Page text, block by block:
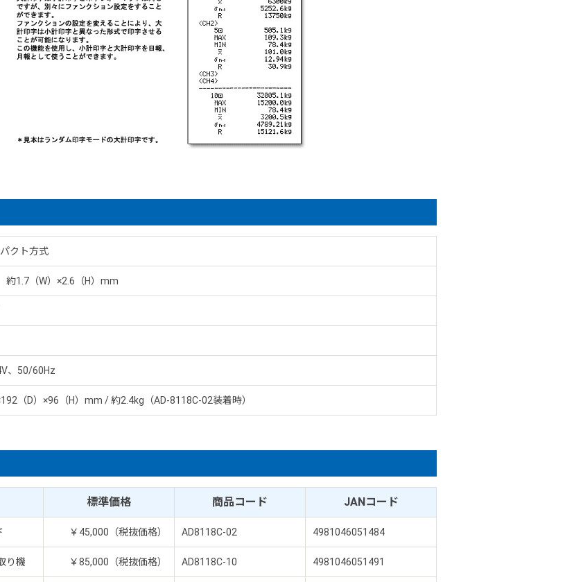
クト方式
1.7（W）×2.6（H）mm
、50/60Hz
（D）×96（H）mm / 約2.4kg（AD-8118C-02装着時）
標準価格 商品コード JANコード
￥45,000（税抜価格） AD8118C-02 4981046051484
り機 ￥85,000（税抜価格） AD8118C-10 4981046051491